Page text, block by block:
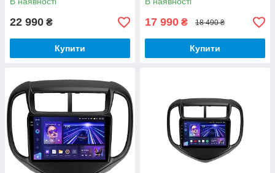
22 990 ₴
Купити
17 990 ₴ 18 490 ₴
Купити